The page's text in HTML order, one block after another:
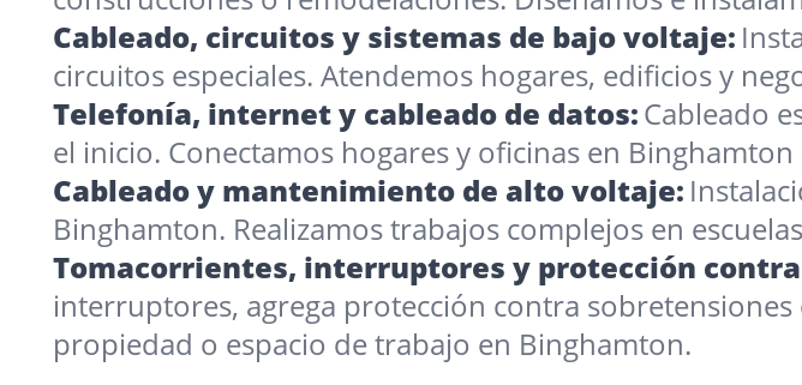
Cableado, circuitos y sistemas de bajo voltaje:
circuitos especiales. Atendemos hogares, edificios y
Telefonía, internet y cableado de datos:Cableado
el inicio. Conectamos hogares y oficinas en
Cableado y mantenimiento de alto voltaje:
Binghamton. Realizamos trabajos complejos en
Tomacorrientes, interruptores y protección
interruptores, agrega protección contra
propiedad o espacio de trabajo en Binghamton.